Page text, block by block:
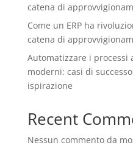
catena di
Come un ERP ha
catena di
Automatizzare i processi
moderni: casi di
ispirazione
Recent
Nessun commento da